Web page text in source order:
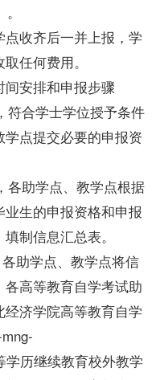
点收齐后一并上报，学
任何费用。
间安排和申报步骤
符合学士学位授予条件
点提交必要的申报资
各助学点、教学点根据
业生的申报资格和申报
制信息汇总表。
各助学点、教学点将信
高等教育自学考试助
济学院高等教育自学
学历继续教育校外教学